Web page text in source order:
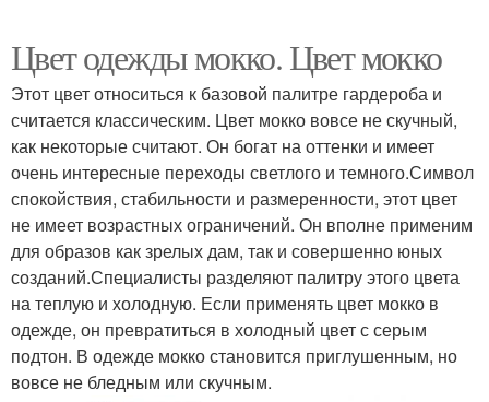
Цвет одежды мокко. Цвет мокко
Этот цвет относиться к базовой палитре гардероба и
считается классическим. Цвет мокко вовсе не скучный,
как некоторые считают. Он богат на оттенки и имеет
очень интересные переходы светлого и темного.Символ
спокойствия, стабильности и размеренности, этот цвет
не имеет возрастных ограничений. Он вполне применим
для образов как зрелых дам, так и совершенно юных
созданий.Специалисты разделяют палитру этого цвета
на теплую и холодную. Если применять цвет мокко в
одежде, он превратиться в холодный цвет с серым
подтон. В одежде мокко становится приглушенным, но
вовсе не бледным или скучным.